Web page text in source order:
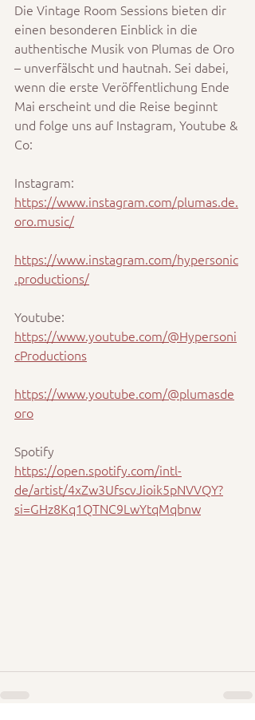
Die Vintage Room Sessions bieten dir
einen besonderen Einblick in die
authentische Musik von Plumas de Oro
– unverfälscht und hautnah. Sei dabei,
wenn die erste Veröffentlichung Ende
Mai erscheint und die Reise beginnt
und folge uns auf Instagram, Youtube &
Co:
Instagram:
https://www.instagram.com/plumas.de.
oro.music/
https://www.instagram.com/hypersonic
.productions/
Youtube:
https://www.youtube.com/@Hypersoni
cProductions
https://www.youtube.com/@plumasde
oro
Spotify
https://open.spotify.com/intl-
de/artist/4xZw3UfscvJioik5pNVVQY?
si=GHz8Kq1QTNC9LwYtqMqbnw